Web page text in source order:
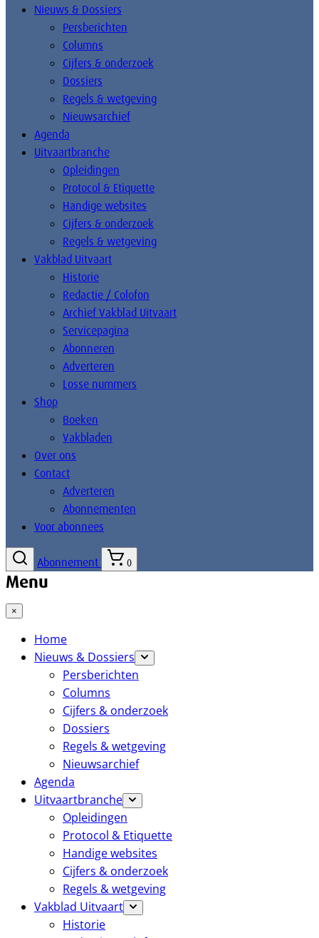
Nieuws & Dossiers
Persberichten
Columns
Cijfers & onderzoek
Dossiers
Regels & wetgeving
Nieuwsarchief
Agenda
Uitvaartbranche
Opleidingen
Protocol & Etiquette
Handige websites
Cijfers & onderzoek
Regels & wetgeving
Vakblad Uitvaart
Historie
Redactie / Colofon
Archief Vakblad Uitvaart
Servicepagina
Abonneren
Adverteren
Losse nummers
Shop
Boeken
Vakbladen
Over ons
Contact
Adverteren
Abonnementen
Voor abonnees
Abonnement 0
Menu
×
Home
Nieuws & Dossiers
Persberichten
Columns
Cijfers & onderzoek
Dossiers
Regels & wetgeving
Nieuwsarchief
Agenda
Uitvaartbranche
Opleidingen
Protocol & Etiquette
Handige websites
Cijfers & onderzoek
Regels & wetgeving
Vakblad Uitvaart
Historie